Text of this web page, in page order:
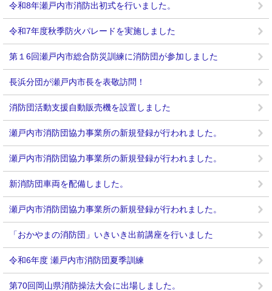
令和8年瀬戸内市消防出初式を行いました。
令和7年度秋季防火パレードを実施しました
第１6回瀬戸内市総合防災訓練に消防団が参加しました
長浜分団が瀬戸内市長を表敬訪問！
消防団活動支援自動販売機を設置しました
瀬戸内市消防団協力事業所の新規登録が行われました。
瀬戸内市消防団協力事業所の新規登録が行われました。
新消防団車両を配備しました。
瀬戸内市消防団協力事業所の新規登録が行われました。
「おかやまの消防団」いきいき出前講座を行いました
令和6年度 瀬戸内市消防団夏季訓練
第70回岡山県消防操法大会に出場しました。